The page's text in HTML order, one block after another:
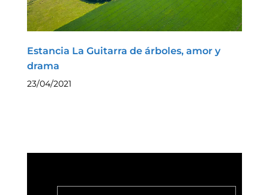
Estancia La Guitarra de árboles, amor y
drama
23/04/2021